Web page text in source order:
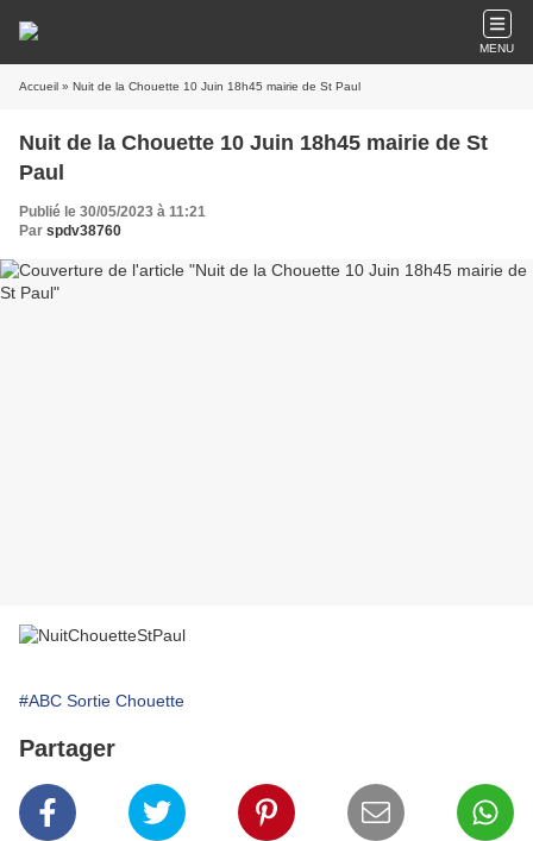
MENU
Accueil » Nuit de la Chouette 10 Juin 18h45 mairie de St Paul
Nuit de la Chouette 10 Juin 18h45 mairie de St
Paul
Publié le 30/05/2023 à 11:21
Par spdv38760
#ABC Sortie Chouette
Partager